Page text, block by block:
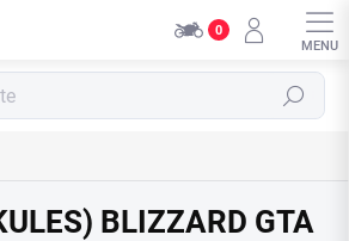
0
Hledat
BLIZZARD GTA